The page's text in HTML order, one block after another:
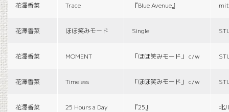
花澤香菜 Trace 『Blue Avenue』
花澤香菜 ほほ笑みモード Single
花澤香菜 MOMENT 「ほほ笑みモード」 c/w
花澤香菜 Timeless 「ほほ笑みモード」 c/w
花澤香菜 25 Hours a Day 『25』 北